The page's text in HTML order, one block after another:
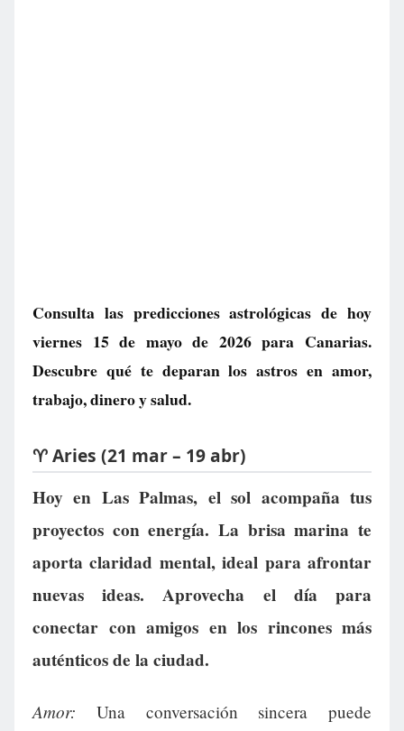
Consulta las predicciones astrológicas de hoy
viernes 15 de mayo de 2026 para Canarias.
Descubre qué te deparan los astros en amor,
trabajo, dinero y salud.
♈ Aries (21 mar – 19 abr)
Hoy en Las Palmas, el sol acompaña tus
proyectos con energía. La brisa marina te
aporta claridad mental, ideal para afrontar
nuevas ideas. Aprovecha el día para
conectar con amigos en los rincones más
auténticos de la ciudad.
Amor: Una conversación sincera puede